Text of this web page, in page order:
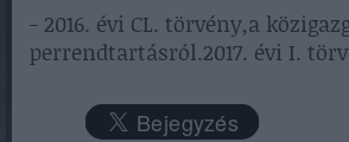
- 2016. évi CL. törvény,a
perrendtartásról.2017. évi I.